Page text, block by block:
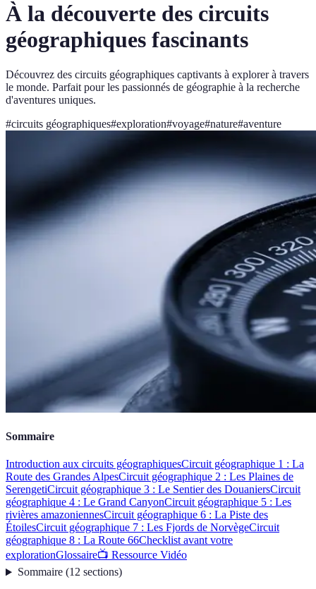
À la découverte des circuits
géographiques fascinants
Découvrez des circuits géographiques captivants à explorer à travers
le monde. Parfait pour les passionnés de géographie à la recherche
d'aventures uniques.
#circuits géographiques#exploration#voyage#nature#aventure
Sommaire
Introduction aux circuits géographiquesCircuit géographique 1 : La
Route des Grandes AlpesCircuit géographique 2 : Les Plaines de
SerengetiCircuit géographique 3 : Le Sentier des DouaniersCircuit
géographique 4 : Le Grand CanyonCircuit géographique 5 : Les
rivières amazoniennesCircuit géographique 6 : La Piste des
ÉtoilesCircuit géographique 7 : Les Fjords de NorvègeCircuit
géographique 8 : La Route 66Checklist avant votre
explorationGlossaire📺 Ressource Vidéo
Sommaire(12 sections)